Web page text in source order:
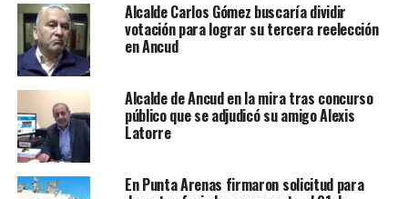
Alcalde Carlos Gómez buscaría dividir
votación para lograr su tercera reelección
en Ancud
Alcalde de Ancud en la mira tras concurso
público que se adjudicó su amigo Alexis
Latorre
En Punta Arenas firmaron solicitud para